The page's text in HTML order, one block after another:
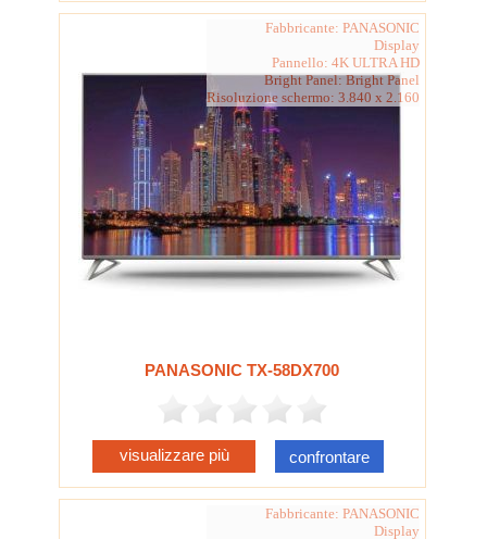
Fabbricante: PANASONIC
Display
Pannello: 4K ULTRA HD
Bright Panel: Bright Panel
Risoluzione schermo: 3.840 x 2.160
PANASONIC TX-58DX700
visualizzare più confrontare
Fabbricante: PANASONIC
Display